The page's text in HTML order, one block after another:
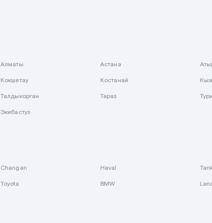
Алматы Астана
Кокшетау Костанай
Талдыкорган Тараз
Экибастуз
Changan Haval
Toyota BMW